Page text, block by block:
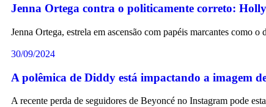
Jenna Ortega contra o politicamente correto:
Jenna Ortega, estrela em ascensão com papéis marcantes como o
30/09/2024
A polêmica de Diddy está impactando a imagem
A recente perda de seguidores de Beyoncé no Instagram pode